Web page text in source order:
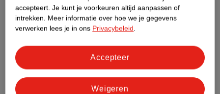
Dit product heeft (nog) geen Nature
Impact Score.
Meer informatie
Bestel & Bezorginformatie
accepteert. Je kunt je voorkeuren altijd aanpassen of
intrekken. Meer informatie over hoe we je gegevens
verwerken lees je in ons Privacybeleid.
Weigeren
Accepteer